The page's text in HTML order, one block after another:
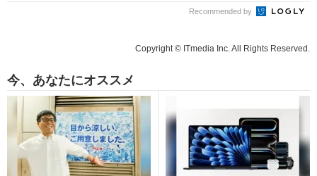
Recommended by
Copyright © ITmedia Inc. All Rights Reserved.
今、あなたにオススメ